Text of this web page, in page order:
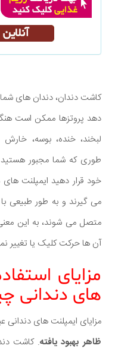
کاشت دندان، دندان های
دهد پروتزها ممکن است
لبخند، خنده، بوسه،
طوری که شما مجبور هستید
خود قرار دهید ایمپلنت
می گیرند و به طور طبیعی
متصل می شوند، به این
آن ها حرکت کلیک یا تغییر
مزایای
های دندانی
مزایای ایمپلنت های دندانی
ظاهر بهبود یافته. کاشت